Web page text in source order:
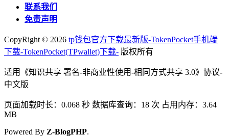
联系我们
免责声明
CopyRight © 2026 tp钱包官方下载最新版-TokenPocket手机端
下载-TokenPocket(TPwallet)下载- 版权所有
适用《知识共享 署名-非商业性使用-相同方式共享 3.0》协议-
中文版
页面加载时长：0.068 秒 数据库查询：18 次 占用内存：3.64
MB
Powered By Z-BlogPHP.